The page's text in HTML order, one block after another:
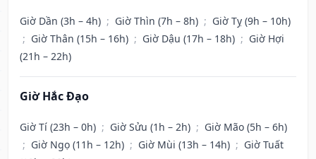
Giờ Dần (3h – 4h) ; Giờ Thìn (7h – 8h) ; Giờ Tỵ (9h – 10h)
; Giờ Thân (15h – 16h) ; Giờ Dậu (17h – 18h) ; Giờ Hợi
(21h – 22h)
Giờ Hắc Đạo
Giờ Tí (23h – 0h) ; Giờ Sửu (1h – 2h) ; Giờ Mão (5h – 6h)
; Giờ Ngọ (11h – 12h) ; Giờ Mùi (13h – 14h) ; Giờ Tuất